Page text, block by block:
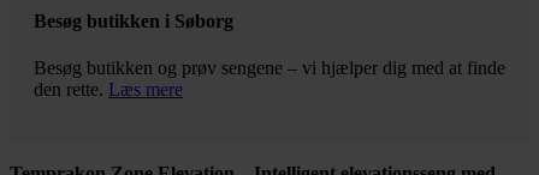
Besøg butikken i Søborg
Besøg butikken og prøv sengene – vi hjælper dig med at finde
den rette. Læs mere